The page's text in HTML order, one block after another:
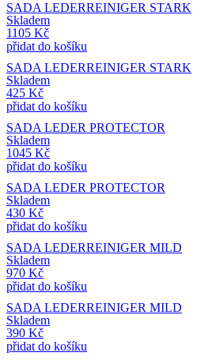
SADA LEDERREINIGER STARK
Skladem
1105 Kč
přidat do košíku
SADA LEDERREINIGER STARK
Skladem
425 Kč
přidat do košíku
SADA LEDER PROTECTOR
Skladem
1045 Kč
přidat do košíku
SADA LEDER PROTECTOR
Skladem
430 Kč
přidat do košíku
SADA LEDERREINIGER MILD
Skladem
970 Kč
přidat do košíku
SADA LEDERREINIGER MILD
Skladem
390 Kč
přidat do košíku